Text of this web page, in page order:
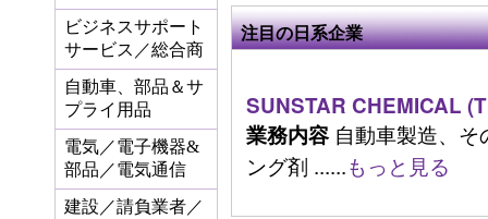
ビジネスサポート
サービス／総合商
自動車、部品＆サ
プライ用品
電気／電子機器&
部品／電気通信
建設／請負業者／
注目の日系企業
SUNSTAR CHEMICAL
業務内容 自動車製造、
ング剤 ......もっと見る